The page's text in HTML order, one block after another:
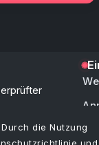
und
die Nutzung